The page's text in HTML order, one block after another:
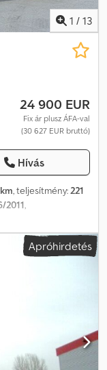
1 / 13
24 900 EUR
Fix ár plusz ÁFA-val
(30 627 EUR bruttó)
Hívás
, teljesítmény:221
2011,
automata,
Scyopfx
2011 •
• ASR • Központi
•
000 kg Össztömeg:
295/80R22,5
angol, német,
Apróhirdetés